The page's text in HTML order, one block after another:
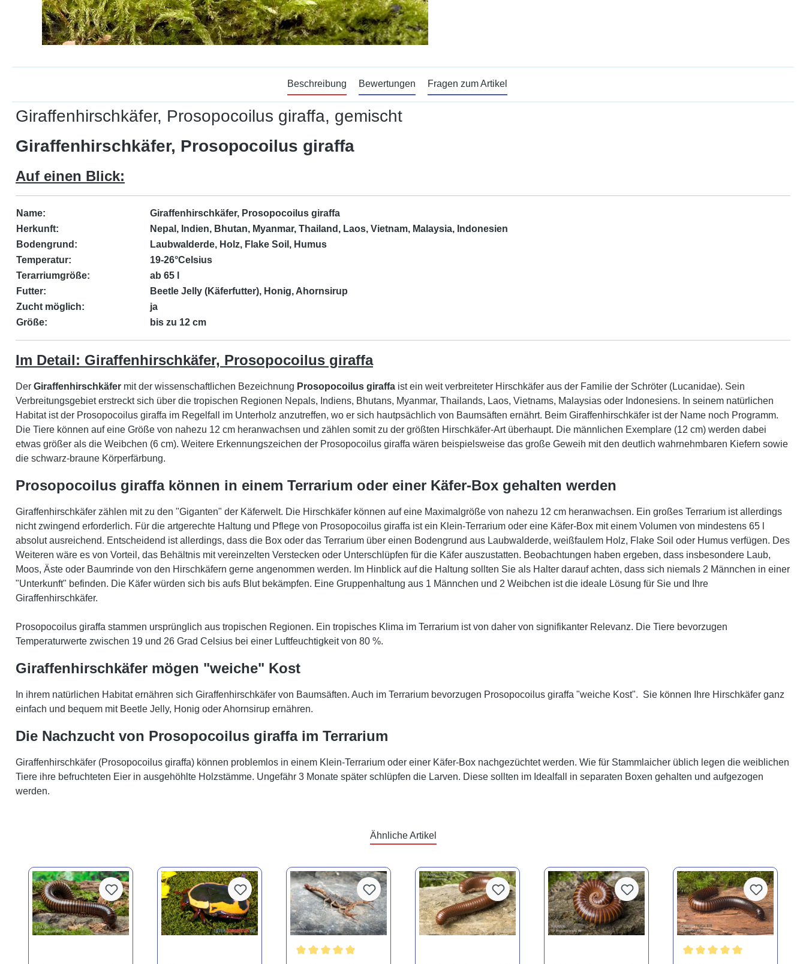
Beschreibung Bewertungen Fragen zum Artikel
Giraffenhirschkäfer, Prosopocoilus giraffa, gemischt
Giraffenhirschkäfer, Prosopocoilus giraffa
Auf einen Blick:
Name:
Giraffenhirschkäfer, Prosopocoilus giraffa
Herkunft:
Nepal, Indien, Bhutan, Myanmar, Thailand, Laos, Vietnam, Malaysia, Indonesien
Bodengrund:
Laubwalderde, Holz, Flake Soil, Humus
Temperatur:
19-26°Celsius
Terarriumgröße:
ab 65 l
Futter:
Beetle Jelly (Käferfutter), Honig, Ahornsirup
Zucht möglich:
ja
Größe:
bis zu 12 cm
Im Detail: Giraffenhirschkäfer, Prosopocoilus giraffa
Der Giraffenhirschkäfer mit der wissenschaftlichen Bezeichnung Prosopocoilus giraffa ist ein weit verbreiteter Hirschkäfer aus der Familie der Schröter (Lucanidae). Sein
Verbreitungsgebiet erstreckt sich über die tropischen Regionen Nepals, Indiens, Bhutans, Myanmar, Thailands, Laos, Vietnams, Malaysias oder Indonesiens. In seinem natürlichen
Habitat ist der Prosopocoilus giraffa im Regelfall im Unterholz anzutreffen, wo er sich hautpsächlich von Baumsäften ernährt. Beim Giraffenhirschkäfer ist der Name noch Programm.
Die Tiere können auf eine Größe von nahezu 12 cm heranwachsen und zählen somit zu der größten Hirschkäfer-Art überhaupt. Die männlichen Exemplare (12 cm) werden dabei
etwas größer als die Weibchen (6 cm). Weitere Erkennungszeichen der Prosopocoilus giraffa wären beispielsweise das große Geweih mit den deutlich wahrnehmbaren Kiefern sowie
die schwarz-braune Körperfärbung.
Prosopocoilus giraffa können in einem Terrarium oder einer Käfer-Box gehalten werden
Giraffenhirschkäfer zählen mit zu den "Giganten" der Käferwelt. Die Hirschkäfer können auf eine Maximalgröße von nahezu 12 cm heranwachsen. Ein großes Terrarium ist allerdings
nicht zwingend erforderlich. Für die artgerechte Haltung und Pflege von Prosopocoilus giraffa ist ein Klein-Terrarium oder eine Käfer-Box mit einem Volumen von mindestens 65 l
absolut ausreichend. Entscheidend ist allerdings, dass die Box oder das Terrarium über einen Bodengrund aus Laubwalderde, weißfaulem Holz, Flake Soil oder Humus verfügen. Des
Weiteren wäre es von Vorteil, das Behältnis mit vereinzelten Verstecken oder Unterschlüpfen für die Käfer auszustatten. Beobachtungen haben ergeben, dass insbesondere Laub,
Moos, Äste oder Baumrinde von den Hirschkäfern gerne angenommen werden. Im Hinblick auf die Haltung sollten Sie als Halter darauf achten, dass sich niemals 2 Männchen in einer
"Unterkunft" befinden. Die Käfer würden sich bis aufs Blut bekämpfen. Eine Gruppenhaltung aus 1 Männchen und 2 Weibchen ist die ideale Lösung für Sie und Ihre
Giraffenhirschkäfer.
Prosopocoilus giraffa stammen ursprünglich aus tropischen Regionen. Ein tropisches Klima im Terrarium ist von daher von signifikanter Relevanz. Die Tiere bevorzugen
Temperaturwerte zwischen 19 und 26 Grad Celsius bei einer Luftfeuchtigkeit von 80 %.
Giraffenhirschkäfer mögen "weiche" Kost
In ihrem natürlichen Habitat ernähren sich Giraffenhirschkäfer von Baumsäften. Auch im Terrarium bevorzugen Prosopocoilus giraffa "weiche Kost". Sie können Ihre Hirschkäfer ganz
einfach und bequem mit Beetle Jelly, Honig oder Ahornsirup ernähren.
Die Nachzucht von Prosopocoilus giraffa im Terrarium
Giraffenhirschkäfer (Prosopocoilus giraffa) können problemlos in einem Klein-Terrarium oder einer Käfer-Box nachgezüchtet werden. Wie für Stammlaicher üblich legen die weiblichen
Tiere ihre befruchteten Eier in ausgehöhlte Holzstämme. Ungefähr 3 Monate später schlüpfen die Larven. Diese sollten im Idealfall in separaten Boxen gehalten und aufgezogen
werden.
Ähnliche Artikel